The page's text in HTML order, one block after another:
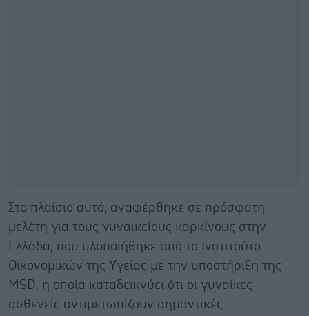
Στο πλαίσιο αυτό, αναφέρθηκε σε πρόσφατη
μελέτη για τους γυναικείους καρκίνους στην
Ελλάδα, που υλοποιήθηκε από το Ινστιτούτο
Οικονομικών της Υγείας με την υποστήριξη της
MSD, η οποία καταδεικνύει ότι οι γυναίκες
ασθενείς αντιμετωπίζουν σημαντικές